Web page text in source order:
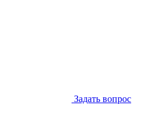
Задать вопрос